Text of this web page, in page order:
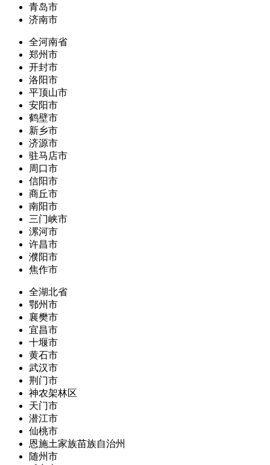
青岛市
济南市
全河南省
郑州市
开封市
洛阳市
平顶山市
安阳市
鹤壁市
新乡市
济源市
驻马店市
周口市
信阳市
商丘市
南阳市
三门峡市
漯河市
许昌市
濮阳市
焦作市
全湖北省
鄂州市
襄樊市
宜昌市
十堰市
黄石市
武汉市
荆门市
神农架林区
天门市
潜江市
仙桃市
恩施土家族苗族自治州
随州市